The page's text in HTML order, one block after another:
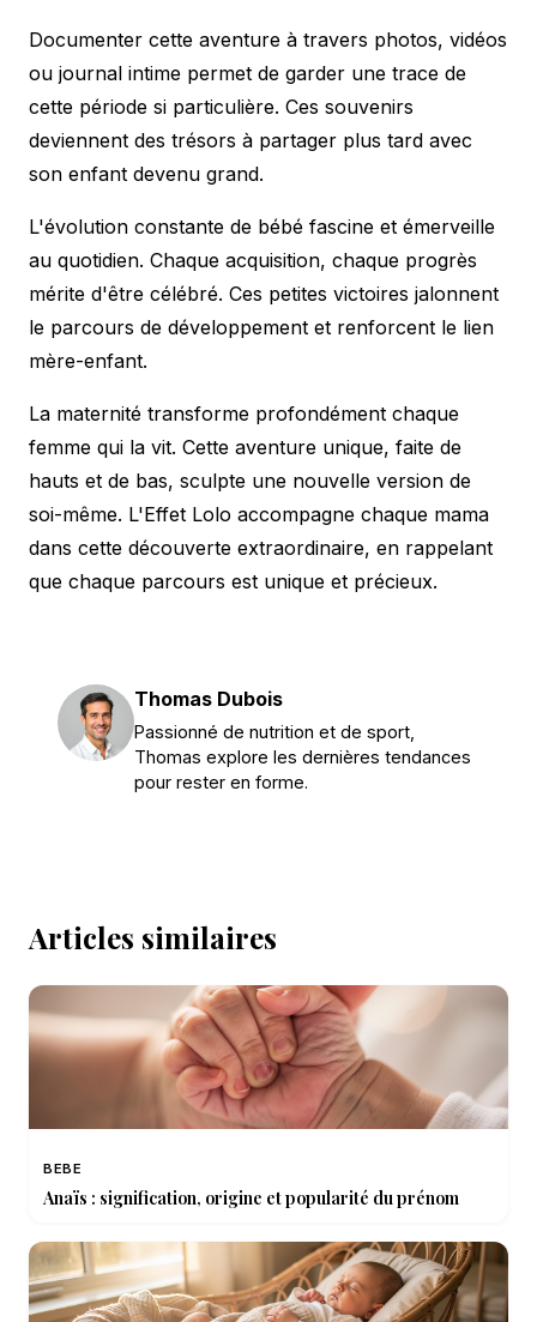
Documenter cette aventure à travers photos, vidéos
ou journal intime permet de garder une trace de
cette période si particulière. Ces souvenirs
deviennent des trésors à partager plus tard avec
son enfant devenu grand.
L'évolution constante de bébé fascine et émerveille
au quotidien. Chaque acquisition, chaque progrès
mérite d'être célébré. Ces petites victoires jalonnent
le parcours de développement et renforcent le lien
mère-enfant.
La maternité transforme profondément chaque
femme qui la vit. Cette aventure unique, faite de
hauts et de bas, sculpte une nouvelle version de
soi-même. L'Effet Lolo accompagne chaque mama
dans cette découverte extraordinaire, en rappelant
que chaque parcours est unique et précieux.
Thomas Dubois
Passionné de nutrition et de sport,
Thomas explore les dernières tendances
pour rester en forme.
Articles similaires
BEBE
Anaïs : signification, origine et popularité du prénom